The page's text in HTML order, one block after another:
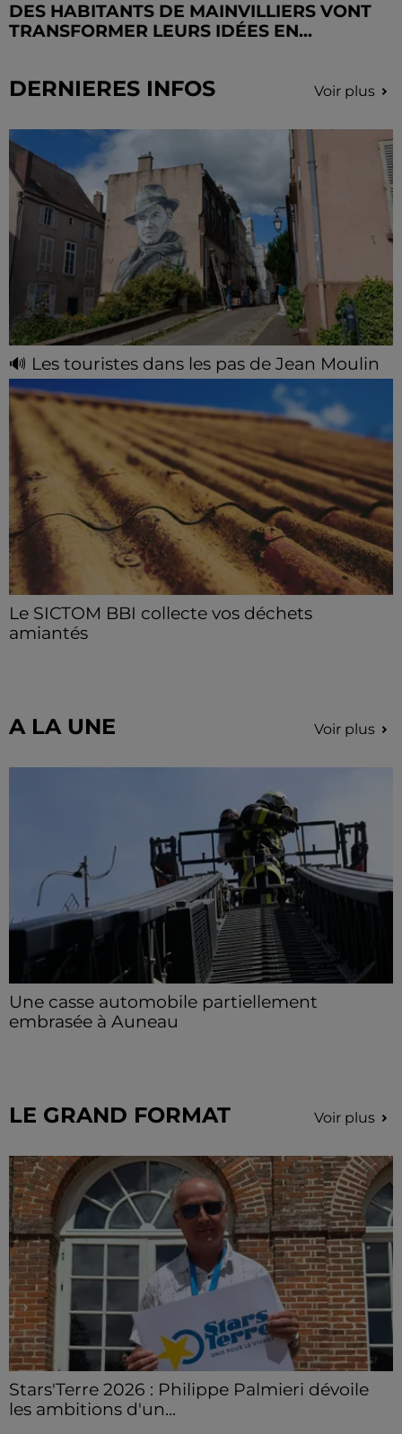
DES HABITANTS DE MAINVILLIERS VONT
TRANSFORMER LEURS IDÉES EN...
DERNIERES INFOS Voir plus
🔊 Les touristes dans les pas de Jean Moulin
Le « tourisme de mémoire » s'invite dans les sorties
estivales de Chartres Tourisme.
Le SICTOM BBI collecte vos déchets
amiantés
A LA UNE Voir plus
Une casse automobile partiellement
embrasée à Auneau
LE GRAND FORMAT Voir plus
Stars'Terre 2026 : Philippe Palmieri dévoile
les ambitions d'un...